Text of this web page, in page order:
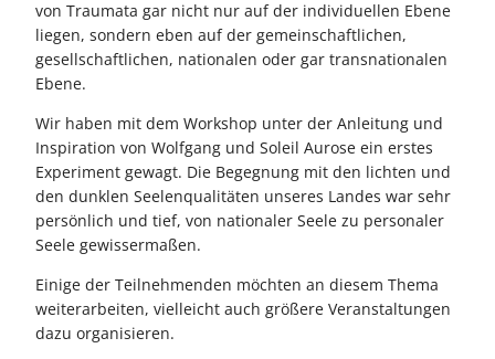
von Traumata gar nicht nur auf der individuellen Ebene
liegen, sondern eben auf der gemeinschaftlichen,
gesellschaftlichen, nationalen oder gar transnationalen
Ebene.
Wir haben mit dem Workshop unter der Anleitung und
Inspiration von Wolfgang und Soleil Aurose ein erstes
Experiment gewagt. Die Begegnung mit den lichten und
den dunklen Seelenqualitäten unseres Landes war sehr
persönlich und tief, von nationaler Seele zu personaler
Seele gewissermaßen.
Einige der Teilnehmenden möchten an diesem Thema
weiterarbeiten, vielleicht auch größere Veranstaltungen
dazu organisieren.